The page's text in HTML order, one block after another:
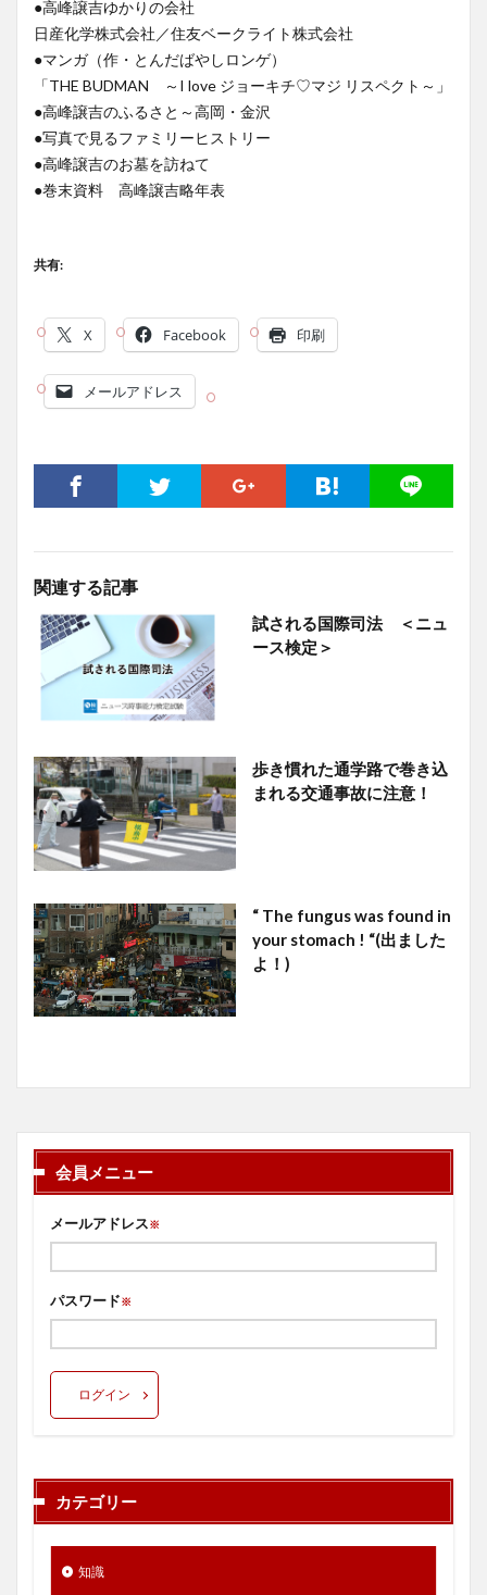
●高峰譲吉ゆかりの会社
日産化学株式会社／住友ベークライト株式会社
●マンガ（作・とんだばやしロンゲ）
「THE BUDMAN ～I love ジョーキチ♡マジ リスペクト～」
●高峰譲吉のふるさと～高岡・金沢
●写真で見るファミリーヒストリー
●高峰譲吉のお墓を訪ねて
●巻末資料 高峰譲吉略年表
共有:
X Facebook 印刷
メールアドレス
関連する記事
試される国際司法 ＜ニュ
ース検定＞
歩き慣れた通学路で巻き込
まれる交通事故に注意！
“ The fungus was found in
your stomach ! “(出ました
よ！)
会員メニュー
メールアドレス※
パスワード※
ログイン
カテゴリー
知識